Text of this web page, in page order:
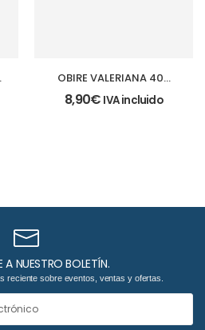
OBIRE VALERIANA 400
MG 60 COMPRIMIDOS
8,90€ IVA incluido
A NUESTRO BOLETÍN.
reciente sobre eventos, ventas y ofertas.